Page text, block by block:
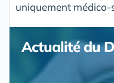
uniquement médico-
Actualité du